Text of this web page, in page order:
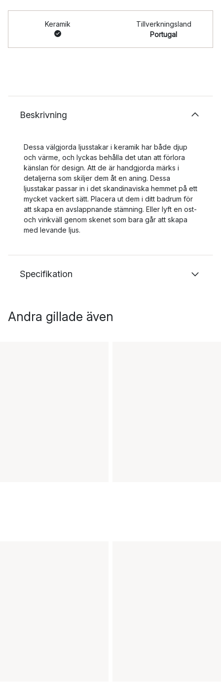
Keramik
Tillverkningsland
Portugal
Beskrivning
Dessa välgjorda ljusstakar i keramik har både djup
och värme, och lyckas behålla det utan att förlora
känslan för design. Att de är handgjorda märks i
detaljerna som skiljer dem åt en aning. Dessa
ljusstakar passar in i det skandinaviska hemmet på ett
mycket vackert sätt. Placera ut dem i ditt badrum för
att skapa en avslappnande stämning. Eller lyft en ost-
och vinkväll genom skenet som bara går att skapa
med levande ljus.
Specifikation
Andra gillade även